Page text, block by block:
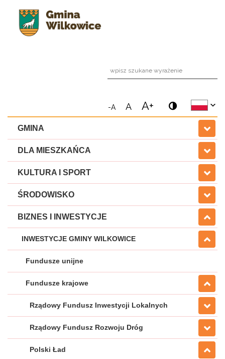
-A A A+
GMINA
DLA MIESZKAŃCA
KULTURA I SPORT
ŚRODOWISKO
BIZNES I INWESTYCJE
INWESTYCJE GMINY WILKOWICE
Fundusze unijne
Fundusze krajowe
Rządowy Fundusz Inwestycji Lokalnych
Rządowy Fundusz Rozwoju Dróg
Polski Ład